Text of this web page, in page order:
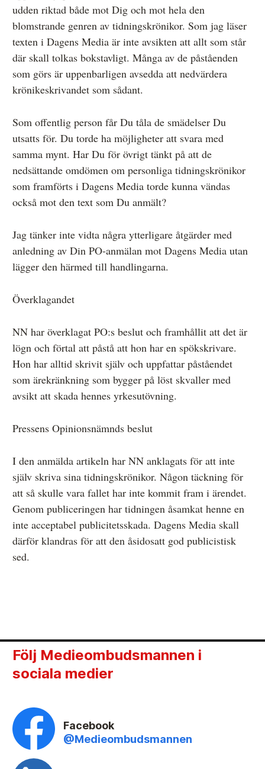
Våra huvudmän
Ledamöter i Mediernas Etiknämnd
Stadgar för Mediernas Etiknämnd
Den journalistiska yrkesetiken
Pressbilder
Så behandlar vi dina personuppgifter
udden riktad både mot Dig och mot hela den
blomstrande genren av tidningskrönikor. Som jag läser
texten i Dagens Media är inte avsikten att allt som står
där skall tolkas bokstavligt. Många av de påståenden
som görs är uppenbarligen avsedda att nedvärdera
krönikeskrivandet som sådant.
Som offentlig person får Du tåla de smädelser Du
utsatts för. Du torde ha möjligheter att svara med
samma mynt. Har Du för övrigt tänkt på att de
nedsättande omdömen om personliga tidningskrönikor
som framförts i Dagens Media torde kunna vändas
också mot den text som Du anmält?
Jag tänker inte vidta några ytterligare åtgärder med
anledning av Din PO-anmälan mot Dagens Media utan
lägger den härmed till handlingarna.
Överklagandet
NN har överklagat PO:s beslut och framhållit att det är
lögn och förtal att påstå att hon har en spökskrivare.
Hon har alltid skrivit själv och uppfattar påståendet
som ärekränkning som bygger på löst skvaller med
avsikt att skada hennes yrkesutövning.
Pressens Opinionsnämnds beslut
I den anmälda artikeln har NN anklagats för att inte
själv skriva sina tidningskrönikor. Någon täckning för
att så skulle vara fallet har inte kommit fram i ärendet.
Genom publiceringen har tidningen åsamkat henne en
inte acceptabel publicitetsskada. Dagens Media skall
därför klandras för att den åsidosatt god publicistisk
sed.
Följ Medieombudsmannen i
sociala medier
Facebook
@Medieombudsmannen